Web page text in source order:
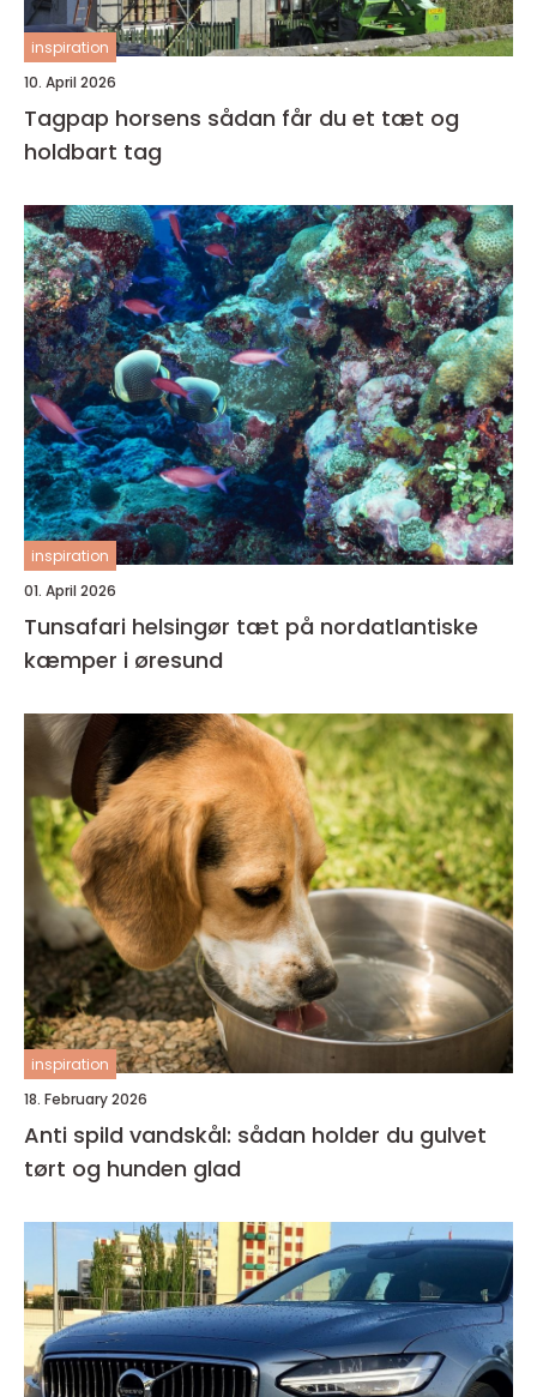
inspiration
10. April 2026
Tagpap horsens sådan får du et tæt og
holdbart tag
inspiration
01. April 2026
Tunsafari helsingør tæt på nordatlantiske
kæmper i øresund
inspiration
18. February 2026
Anti spild vandskål: sådan holder du gulvet
tørt og hunden glad